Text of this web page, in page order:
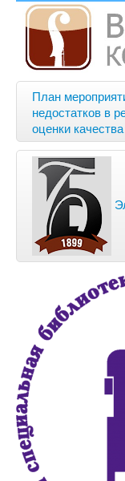
План
недостатков в
оценки